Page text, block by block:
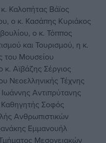
Καλοπήτας Βάϊος
ο κ. Κασάπης Κυριάκος
ο κ. Τόππος
και Τουρισμού, η κ.
του Μουσείου
κ. Αϊβάζης Σέργιος
Νεοελληνικής Τέχνης
Αντιπρύτανης
Καθηγητής Σοφός
Ανθρωπιστικών
Εμμανουήλ
Μεσογειακών